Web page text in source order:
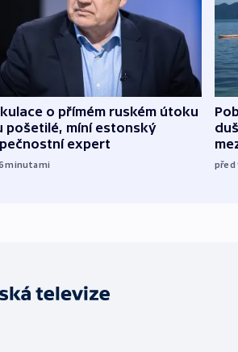
o přímém ruském útoku
pošetilé, míní estonský
expert
minutami před